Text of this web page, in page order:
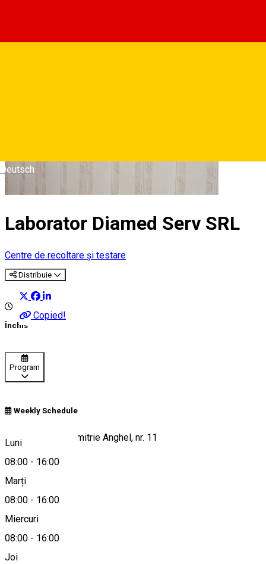
Deutsch
Laborator Diamed Serv SRL
Centre de recoltare și testare
Distribuie
Copied!
Închis
Program
Weekly Schedule
Luni
08:00 - 16:00
Marți
08:00 - 16:00
Miercuri
08:00 - 16:00
Joi
Sibiu, Str. Poet Dimitrie Anghel, nr. 11
Hartă